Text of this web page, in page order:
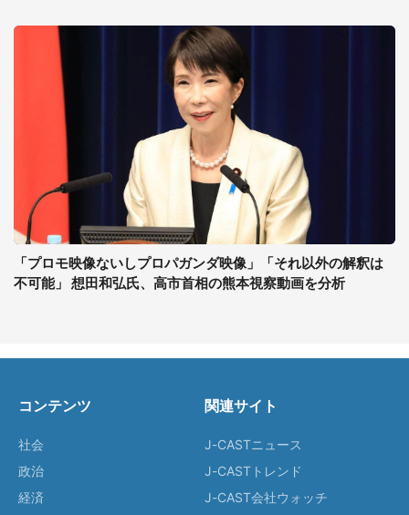
「プロモ映像ないしプロパガンダ映像」「それ以外の解釈は
不可能」 想田和弘氏、高市首相の熊本視察動画を分析
コンテンツ
社会
政治
経済
関連サイト
J-CASTニュース
J-CASTトレンド
J-CAST会社ウォッチ